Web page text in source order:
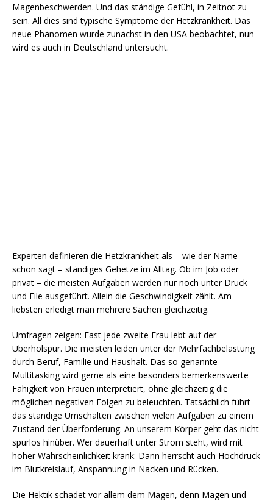
Magenbeschwerden. Und das ständige Gefühl, in Zeitnot zu
sein. All dies sind typische Symptome der Hetzkrankheit. Das
neue Phänomen wurde zunächst in den USA beobachtet, nun
wird es auch in Deutschland untersucht.
Experten definieren die Hetzkrankheit als – wie der Name
schon sagt – ständiges Gehetze im Alltag. Ob im Job oder
privat – die meisten Aufgaben werden nur noch unter Druck
und Eile ausgeführt. Allein die Geschwindigkeit zählt. Am
liebsten erledigt man mehrere Sachen gleichzeitig.
Umfragen zeigen: Fast jede zweite Frau lebt auf der
Überholspur. Die meisten leiden unter der Mehrfachbelastung
durch Beruf, Familie und Haushalt. Das so genannte
Multitasking wird gerne als eine besonders bemerkenswerte
Fähigkeit von Frauen interpretiert, ohne gleichzeitig die
möglichen negativen Folgen zu beleuchten. Tatsächlich führt
das ständige Umschalten zwischen vielen Aufgaben zu einem
Zustand der Überforderung. An unserem Körper geht das nicht
spurlos hinüber. Wer dauerhaft unter Strom steht, wird mit
hoher Wahrscheinlichkeit krank: Dann herrscht auch Hochdruck
im Blutkreislauf, Anspannung in Nacken und Rücken.
Die Hektik schadet vor allem dem Magen, denn Magen und